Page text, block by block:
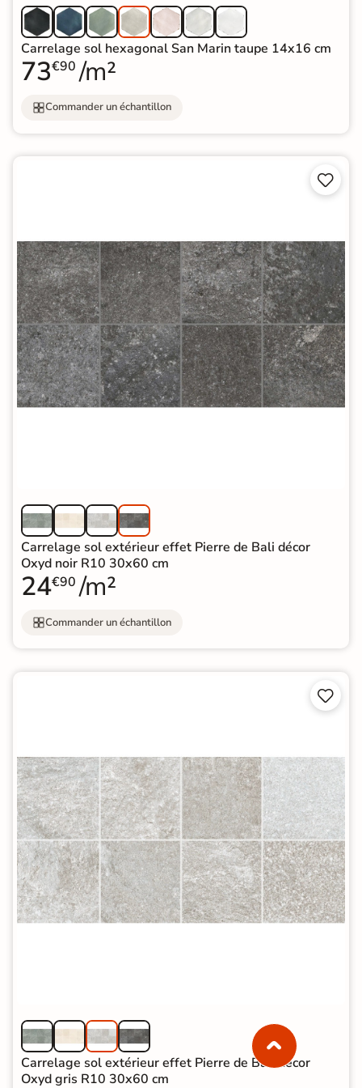
Carrelage sol hexagonal San Marin taupe 14x16 cm
73€90 /m²
Commander un échantillon


Carrelage sol extérieur effet Pierre de Bali décor
Oxyd noir R10 30x60 cm
24€90 /m²
Commander un échantillon


Carrelage sol extérieur effet Pierre de Bali décor
Oxyd gris R10 30x60 cm